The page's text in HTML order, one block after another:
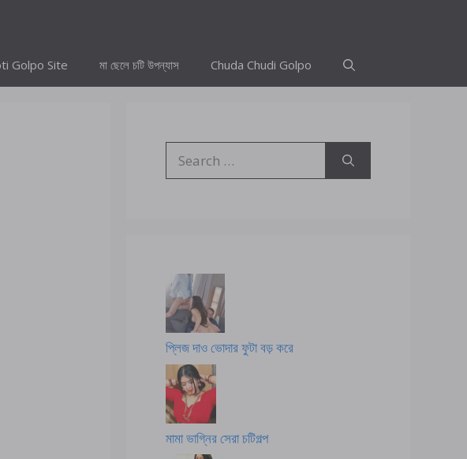
Golpo Site মা ছেলে চটি উপন্যাস Chuda Chudi Golpo
for:
প্লিজ দাও ভোদার ফুটা বড় করে
মামা ভাগ্নির সেরা চটিগল্প